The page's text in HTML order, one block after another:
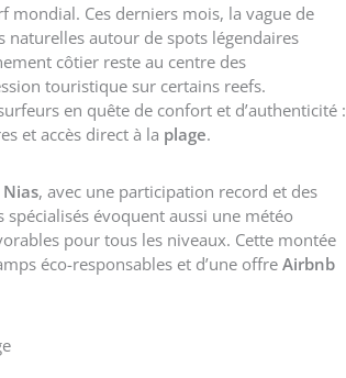
mondial. Ces derniers mois, la vague de
naturelles autour de spots légendaires
côtier reste au centre des
touristique sur certains reefs.
en quête de confort et d’authenticité :
et accès direct à la plage.
Nias, avec une participation record et des
évoquent aussi une météo
pour tous les niveaux. Cette montée
éco-responsables et d’une offre Airbnb